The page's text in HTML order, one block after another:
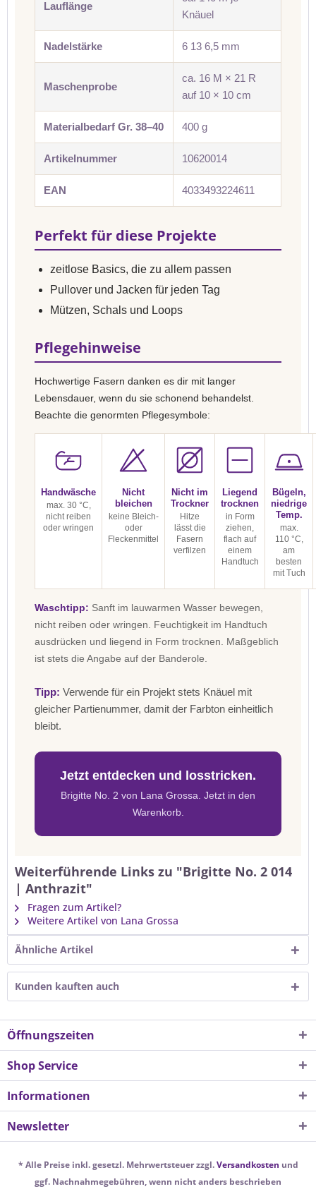
Lauflänge
Knäuel
Nadelstärke 6 13 6,5 mm
Maschenprobe
ca. 16 M × 21 R
auf 10 × 10 cm
Materialbedarf Gr. 38–40 400 g
Artikelnummer 10620014
EAN 4033493224611
Perfekt für diese Projekte
zeitlose Basics, die zu allem passen
Pullover und Jacken für jeden Tag
Mützen, Schals und Loops
Pflegehinweise
Hochwertige Fasern danken es dir mit langer
Lebensdauer, wenn du sie schonend behandelst.
Beachte die genormten Pflegesymbole:
Handwäsche
max. 30 °C,
nicht reiben
oder wringen
Nicht
bleichen
keine Bleich-
oder
Fleckenmittel
Nicht im
Trockner
Hitze
lässt die
Fasern
verfilzen
Liegend
trocknen
in Form
ziehen,
flach auf
einem
Handtuch
Bügeln,
niedrige
Temp.
max.
110 °C,
am
besten
mit Tuch
Waschtipp: Sanft im lauwarmen Wasser bewegen,
nicht reiben oder wringen. Feuchtigkeit im Handtuch
ausdrücken und liegend in Form trocknen. Maßgeblich
ist stets die Angabe auf der Banderole.
Tipp: Verwende für ein Projekt stets Knäuel mit
gleicher Partienummer, damit der Farbton einheitlich
bleibt.
Jetzt entdecken und losstricken.
Brigitte No. 2 von Lana Grossa. Jetzt in den
Warenkorb.
Weiterführende Links zu "Brigitte No. 2 014
| Anthrazit"
Fragen zum Artikel?
Weitere Artikel von Lana Grossa
Ähnliche Artikel
Kunden kauften auch
Öffnungszeiten
Shop Service
Informationen
Newsletter
* Alle Preise inkl. gesetzl. Mehrwertsteuer zzgl.Versandkosten und
ggf. Nachnahmegebühren, wenn nicht anders beschrieben